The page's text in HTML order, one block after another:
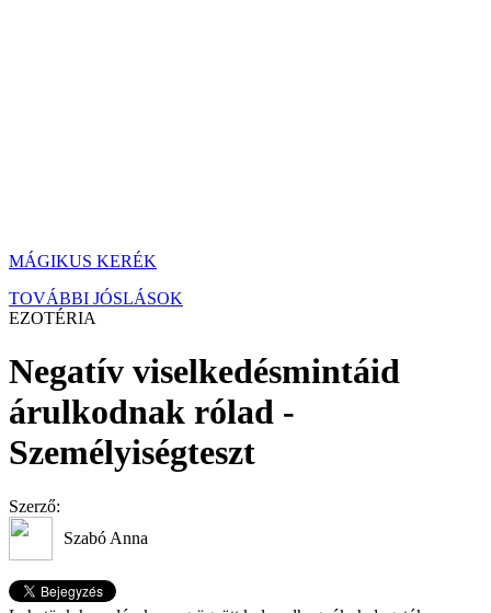
MÁGIKUS KERÉK
TOVÁBBI JÓSLÁSOK
EZOTÉRIA
Negatív viselkedésmintáid
árulkodnak rólad -
Személyiségteszt
Szerző:
Szabó Anna